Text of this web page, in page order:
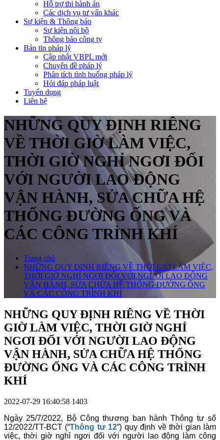
Hỗ trợ thi hành án
Các dịch vụ tư vấn khác
Sự kiện & Thông báo
Sự kiện nội bộ
Thông báo công ty
Bản tin pháp lý
Cập nhật VBPL mới
Chuyên đề pháp lý
Phân tích tình huống pháp lý
Hỏi đáp pháp luật
Tuyển dụng
Liên hệ
NHỮNG QUY ĐỊNH RIÊNG
VỀ THỜI GIỜ LÀM VIỆC,
THỜI GIỜ NGHỈ NGƠI ĐỐI
VỚI NGƯỜI LAO ĐỘNG
VẬN HÀNH, SỬA CHỮA HỆ
THỐNG ĐƯỜNG ỐNG VÀ
CÁC CÔNG TRÌNH KHÍ
Trang chủ
NHỮNG QUY ĐỊNH RIÊNG VỀ THỜI GIỜ LÀM VIỆC,
THỜI GIỜ NGHỈ NGƠI ĐỐI VỚI NGƯỜI LAO ĐỘNG
VẬN HÀNH, SỬA CHỮA HỆ THỐNG ĐƯỜNG ỐNG
VÀ CÁC CÔNG TRÌNH KHÍ
NHỮNG QUY ĐỊNH RIÊNG VỀ THỜI
GIỜ LÀM VIỆC, THỜI GIỜ NGHỈ
NGƠI ĐỐI VỚI NGƯỜI LAO ĐỘNG
VẬN HÀNH, SỬA CHỮA HỆ THỐNG
ĐƯỜNG ỐNG VÀ CÁC CÔNG TRÌNH
KHÍ
2022-07-29 16:40:58 1403
Ngày 25/7/2022, Bộ Công thương ban hành Thông tư số
12/2022/TT-BCT (“Thông tư 12”) quy định về thời gian làm
việc, thời giờ nghỉ ngơi đối với người lao động làm công